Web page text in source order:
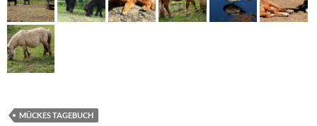
MÜCKES TAGEBUCH